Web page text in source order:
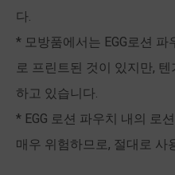
다.
* 모방품에서는 EGG로션
로 프린트된 것이 있지만,
하고 있습니다.
* EGG 로션 파우치 내의 로
매우 위험하므로, 절대로 사